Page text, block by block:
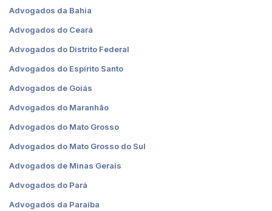
Advogados da Bahia
Advogados do Ceará
Advogados do Distrito Federal
Advogados do Espírito Santo
Advogados de Goiás
Advogados do Maranhão
Advogados do Mato Grosso
Advogados do Mato Grosso do Sul
Advogados de Minas Gerais
Advogados do Pará
Advogados da Paraíba